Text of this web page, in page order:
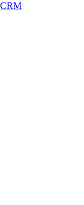
CRM